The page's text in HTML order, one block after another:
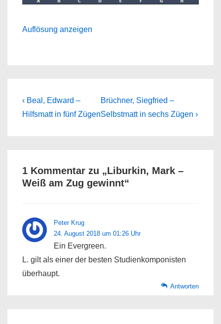
Auflösung anzeigen
Beitragsnavigation
Previous
Post
‹ Beal, Edward –
Hilfsmatt in fünf Zügen
Next
Post
Brüchner, Siegfried –
Selbstmatt in sechs Zügen ›
1 Kommentar zu „Liburkin, Mark –
Weiß am Zug gewinnt“
Peter Krug
24. August 2018 um 01:26 Uhr
Ein Evergreen.
L. gilt als einer der besten Studienkomponisten
überhaupt.
Antworten